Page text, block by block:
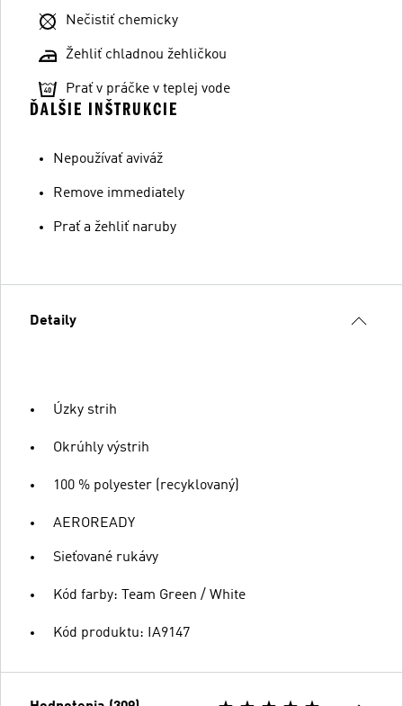
Nečistiť chemicky
Žehliť chladnou žehličkou
Prať v práčke v teplej vode
ĎALŠIE INŠTRUKCIE
Nepoužívať aviváž
Remove immediately
Prať a žehliť naruby
Detaily
Úzky strih
Okrúhly výstrih
100 % polyester (recyklovaný)
AEROREADY
Sieťované rukávy
Kód farby: Team Green / White
Kód produktu: IA9147